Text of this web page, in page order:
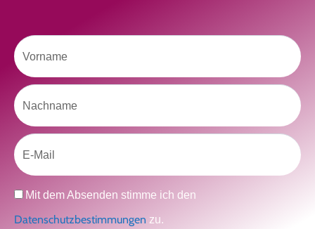
Abonniere unseren Youtube Kanal
Vorname
Nachname
Email
Datenschutz
Mit dem Absenden stimme ich den
Datenschutzbestimmungen zu.